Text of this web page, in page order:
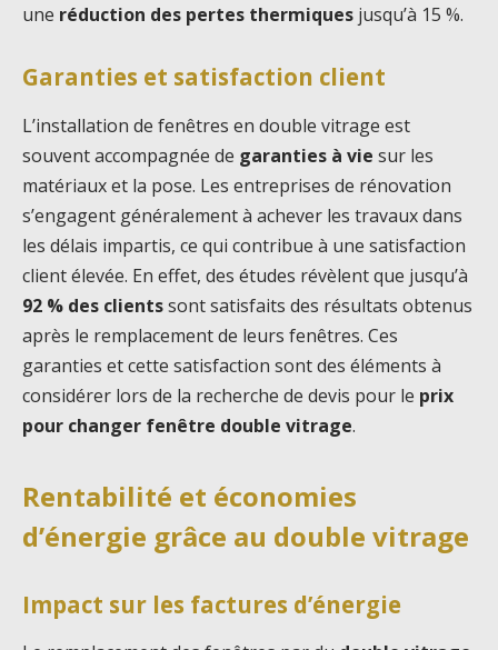
une réduction des pertes thermiques jusqu’à 15 %.
Garanties et satisfaction client
L’installation de fenêtres en double vitrage est
souvent accompagnée de garanties à vie sur les
matériaux et la pose. Les entreprises de rénovation
s’engagent généralement à achever les travaux dans
les délais impartis, ce qui contribue à une satisfaction
client élevée. En effet, des études révèlent que jusqu’à
92 % des clientssont satisfaits des résultats obtenus
après le remplacement de leurs fenêtres. Ces
garanties et cette satisfaction sont des éléments à
considérer lors de la recherche de devis pour le prix
pour changer fenêtre double vitrage.
Rentabilité et économies
d’énergie grâce au double vitrage
Impact sur les factures d’énergie